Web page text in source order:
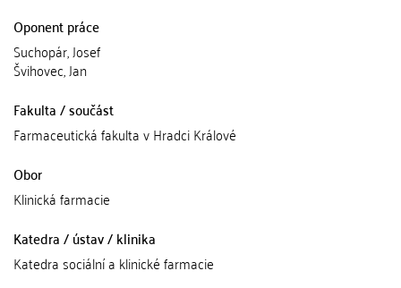
Oponent práce
Suchopár, Josef
Švihovec, Jan
Fakulta / součást
Farmaceutická fakulta v Hradci Králové
Obor
Klinická farmacie
Katedra / ústav / klinika
Katedra sociální a klinické farmacie